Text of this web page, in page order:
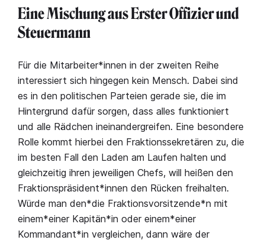
Eine Mischung aus Erster Offizier und
Steuermann
Für die Mitarbeiter*innen in der zweiten Reihe
interessiert sich hingegen kein Mensch. Dabei sind
es in den politischen Parteien gerade sie, die im
Hintergrund dafür sorgen, dass alles funktioniert
und alle Rädchen ineinandergreifen. Eine besondere
Rolle kommt hierbei den Fraktionssekretären zu, die
im besten Fall den Laden am Laufen halten und
gleichzeitig ihren jeweiligen Chefs, will heißen den
Fraktionspräsident*innen den Rücken freihalten.
Würde man den*die Fraktionsvorsitzende*n mit
einem*einer Kapitän*in oder einem*einer
Kommandant*in vergleichen, dann wäre der